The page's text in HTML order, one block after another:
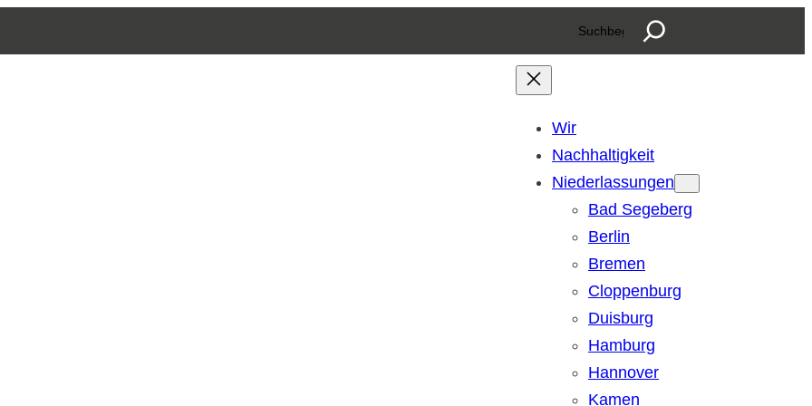
S
u
n
Wir
Nachhaltigkeit
Niederlassungen
Bad Segeberg
Berlin
Bremen
Cloppenburg
Duisburg
Hamburg
Hannover
Kamen